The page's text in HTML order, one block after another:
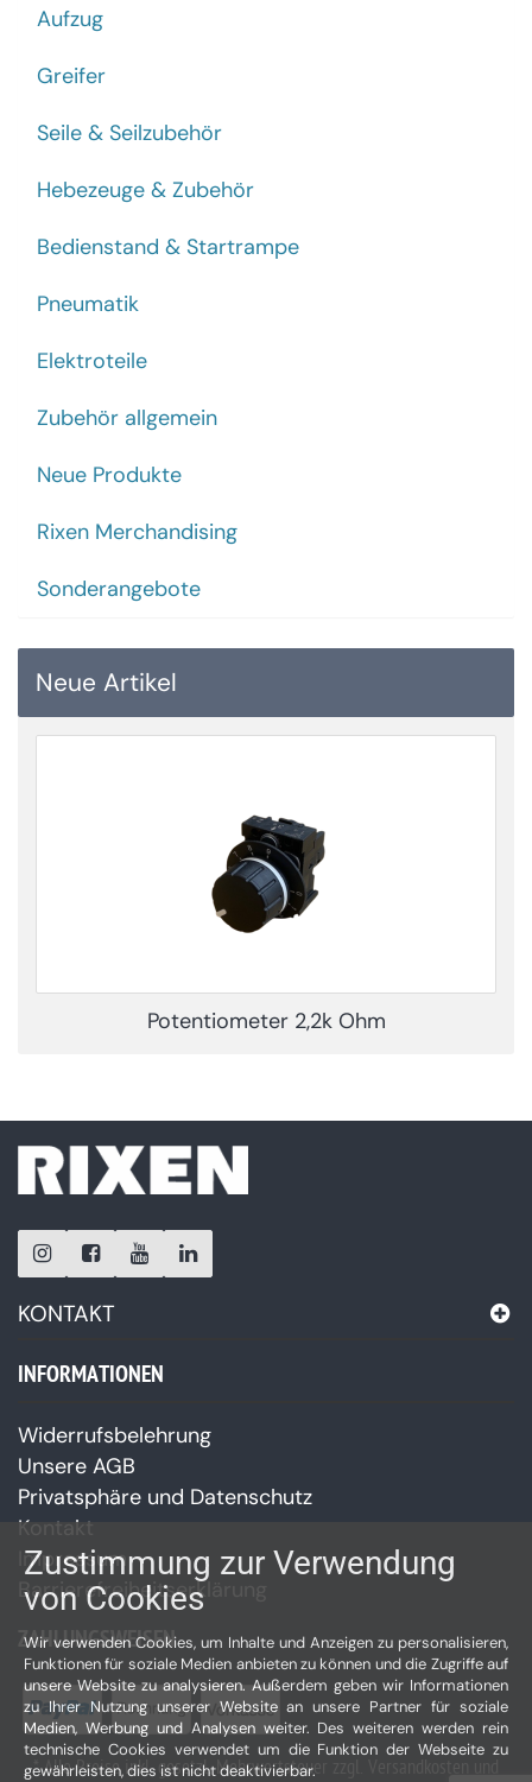
Aufzug
Greifer
Seile & Seilzubehör
Hebezeuge & Zubehör
Bedienstand & Startrampe
Pneumatik
Elektroteile
Zubehör allgemein
Neue Produkte
Rixen Merchandising
Sonderangebote
Neue Artikel
Potentiometer 2,2k Ohm
KONTAKT
INFORMATIONEN
Widerrufsbelehrung
Unsere AGB
Privatsphäre und Datenschutz
Kontakt
Impressum
Barrierefreiheitserklärung
ZAHLUNGSWEISEN
* Alle Preise inkl. gesetzl. Mehrwertsteuer zzgl. Versandkosten und
Zustimmung zur Verwendung
von Cookies
Wir verwenden Cookies, um Inhalte und Anzeigen zu personalisieren,
Funktionen für soziale Medien anbieten zu können und die Zugriffe auf
unsere Website zu analysieren. Außerdem geben wir Informationen
zu Ihrer Nutzung unserer Website an unsere Partner für soziale
Medien, Werbung und Analysen weiter. Des weiteren werden rein
technische Cookies verwendet um die Funktion der Webseite zu
gewährleisten, dies ist nicht deaktivierbar.